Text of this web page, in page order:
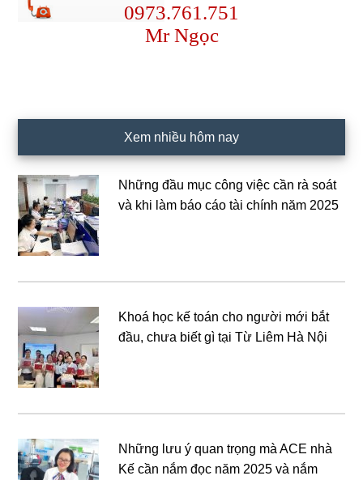
0973.761.751
Mr Ngọc
Xem nhiều hôm nay
Những đầu mục công việc cần rà soát
và khi làm báo cáo tài chính năm 2025
Khoá học kế toán cho người mới bắt
đầu, chưa biết gì tại Từ Liêm Hà Nội
Những lưu ý quan trọng mà ACE nhà
Kế cần nắm đọc năm 2025 và nắm